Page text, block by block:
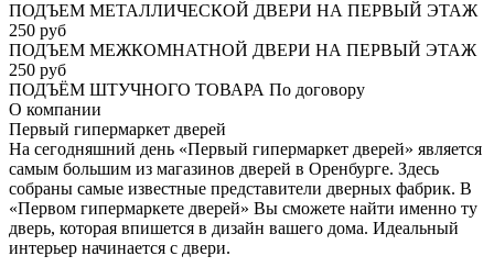
ПОДЪЕМ МЕТАЛЛИЧЕСКОЙ ДВЕРИ НА ПЕРВЫЙ ЭТАЖ
250 руб
ПОДЪЕМ МЕЖКОМНАТНОЙ ДВЕРИ НА ПЕРВЫЙ ЭТАЖ
250 руб
ПОДЪЁМ ШТУЧНОГО ТОВАРА По договору
О компании
Первый гипермаркет дверей
На сегодняшний день «Первый гипермаркет дверей» является
самым большим из магазинов дверей в Оренбурге. Здесь
собраны самые известные представители дверных фабрик. В
«Первом гипермаркете дверей» Вы сможете найти именно ту
дверь, которая впишется в дизайн вашего дома. Идеальный
интерьер начинается с двери.